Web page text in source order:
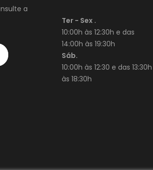
a
Ter - Sex .
10:00h às 12:30h e das
14:00h às 19:30h
Sáb.
10:00h às 12:30 e das 13:30h
às 18:30h